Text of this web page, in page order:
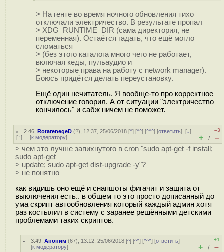
> На генте во время ночного обновления тихо
отключали электричество. В результате пропал
> XDG_RUNTIME_DIR (сама директория, не
переменная). Остаётся гадать, что ещё могло
сломаться
> (без этого каталога много чего не работает,
включая кеды, пульаудио и
> некоторые права на работу с network manager).
Боюсь придётся делать переустановку.
Ещё один нечитатель. Я вообще-то про корректное
отключение говорил. А от ситуации "электричество
кончилось" и сабж ничем не поможет.
2.46 ,RotarenegeD (?), 12:37, 25/06/2018 [^] [^^] [^^^] [ответить][↓]
[↑] [к модератору]
–3
+ / –
> чем это лучше запихнутого в cron "sudo apt-get -f install;
sudo apt-get
> update; sudo apt-get dist-upgrade -y"?
> не понятно
как видишь оно ещё и снапшоты фигачит и защита от
выключения есть.. в общем то это просто дописанный до
ума скрипт автообновления который каждый админ хотя
раз костылил в систему с заранее решёнными детскими
проблемами таких скриптов.
3.49 ,Аноним (67), 13:12, 25/06/2018 [^] [^^] [^^^] [ответить]
[к модератору]
+1
+ / –